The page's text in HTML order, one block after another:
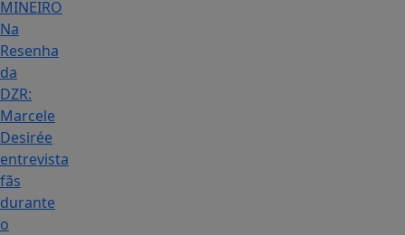
MINEIRO
Na
Resenha
da
DZR:
Marcele
Desirée
entrevista
fãs
durante
o